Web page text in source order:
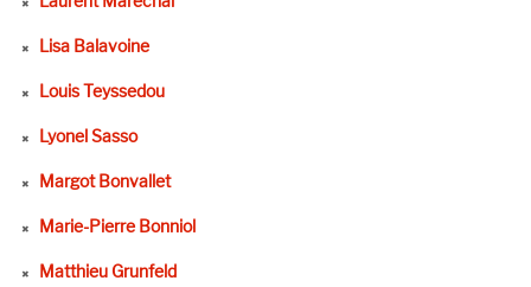
Lisa Balavoine
Louis Teyssedou
Lyonel Sasso
Margot Bonvallet
Marie-Pierre Bonniol
Matthieu Grunfeld